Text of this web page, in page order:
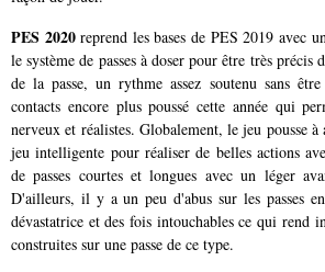
PES 2020reprend les bases de PES 2019 avec
le système de passes à doser pour être très précis
de la passe, un rythme assez soutenu sans
contacts encore plus poussé cette année qui
nerveux et réalistes. Globalement, le jeu pousse
jeu intelligente pour réaliser de belles actions
de passes courtes et longues avec un léger
D'ailleurs, il y a un peu d'abus sur les passes
dévastatrice et des fois intouchables ce qui rend
construites sur une passe de ce type.